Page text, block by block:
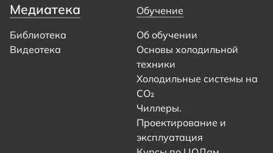
Медиатека
Библиотека
Видеотека
Обучение
Об обучении
Основы холодильной
техники
Холодильные системы на
CO₂
Чиллеры.
Проектирование и
эксплуатация